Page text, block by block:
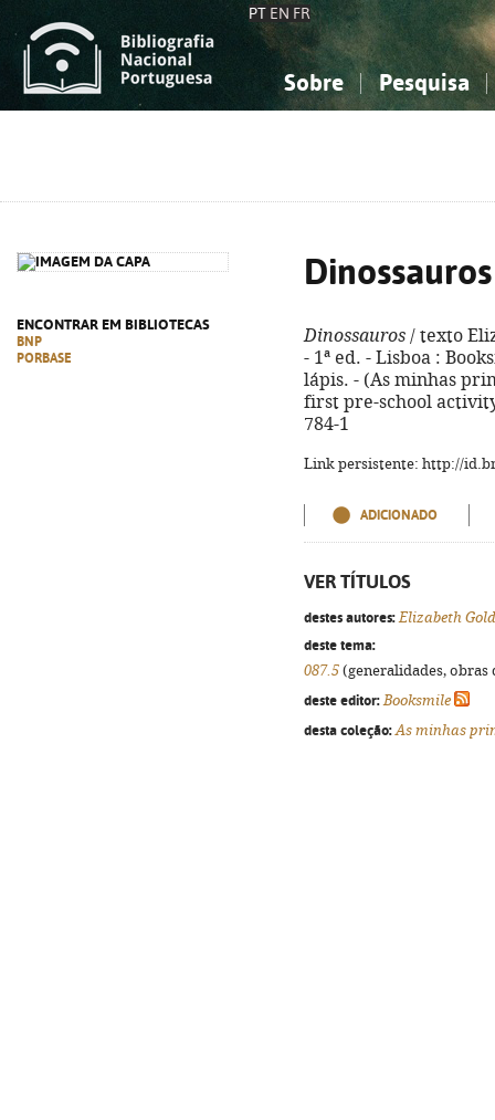
PT EN FR
Sobre Pesquisa
ENCONTRAR EM BIBLIOTECAS
BNP
PORBASE
Dinossauros
Dinossauros / texto
- 1ª ed. - Lisboa :
lápis. - (As minhas
first pre-school
784-1
Link persistente: http://
ADICIONADO
VER TÍTULOS
destes autores: Elizabeth
deste tema:
087.5 (generalidades,
deste editor: Booksmile
desta coleção: As minhas